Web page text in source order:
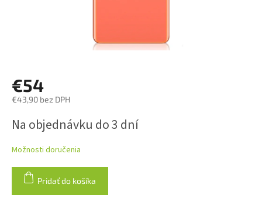
€54
€43,90 bez DPH
cena:
Na objednávku do 3 dní
Možnosti doručenia
Pridať do košíka